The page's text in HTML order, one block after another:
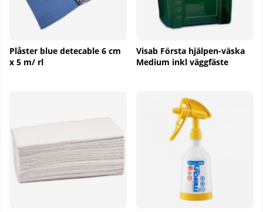
Plåster blue detecable 6 cm
x 5 m/ rl
Visab Första hjälpen-väska
Medium inkl väggfäste